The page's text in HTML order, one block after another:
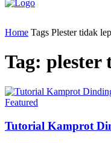
Home Tags Plester tidak
Tag: plester
Featured
Tutorial Kamprot